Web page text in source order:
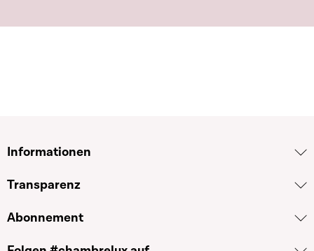
Informationen
Transparenz
Abonnement